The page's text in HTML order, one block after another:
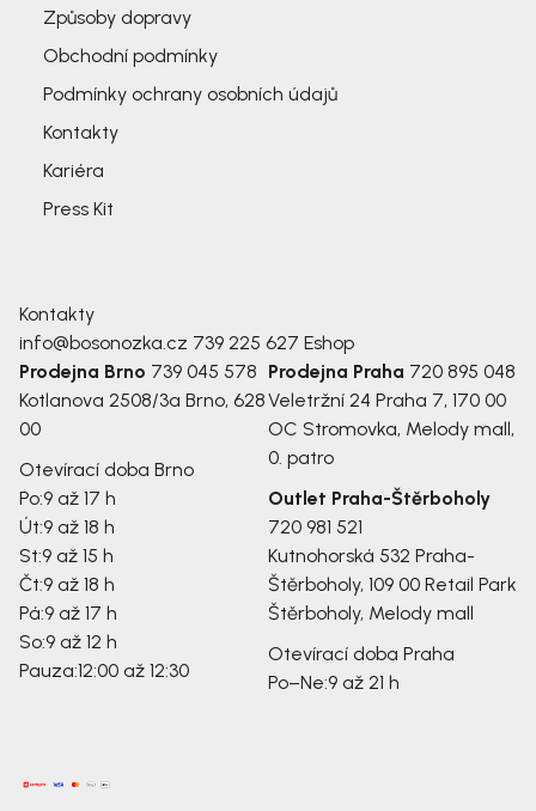
Způsoby dopravy
Obchodní podmínky
Podmínky ochrany osobních údajů
Kontakty
Kariéra
Press Kit
Kontakty
info@bosonozka.cz 739 225 627 Eshop
Prodejna Brno 739 045 578
Kotlanova 2508/3a Brno, 628
00
Otevírací doba Brno
Po:9 až 17 h
Út:9 až 18 h
St:9 až 15 h
Čt:9 až 18 h
Pá:9 až 17 h
So:9 až 12 h
Pauza:12:00 až 12:30
Prodejna Praha 720 895 048
Veletržní 24 Praha 7, 170 00
OC Stromovka, Melody mall,
0. patro
Outlet Praha-Štěrboholy
720 981 521
Kutnohorská 532 Praha-
Štěrboholy, 109 00 Retail Park
Štěrboholy, Melody mall
Otevírací doba Praha
Po–Ne:9 až 21 h